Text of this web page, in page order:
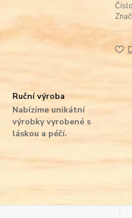
Ruční výroba
Nabízíme unikátní
výrobky vyrobené s
láskou a péčí.